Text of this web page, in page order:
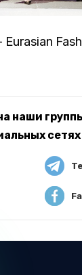
наши
сетях